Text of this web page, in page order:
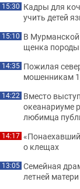
15:30 Кадры для
учить детей
15:10 В
щенка породы
14:35 Пожилая
мошенникам
14:22 Вместо
океанариуме
любимца
14:17
о клещах
13:05 Семейная
летней